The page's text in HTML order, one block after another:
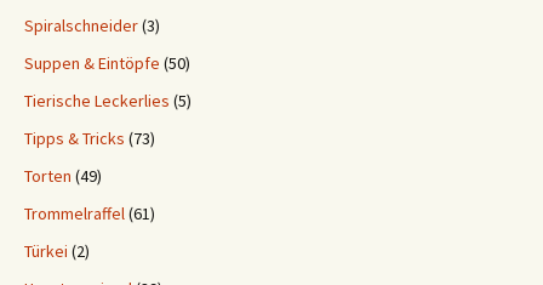
Spiralschneider(3)
Suppen & Eintöpfe (50)
Tierische Leckerlies (5)
Tipps & Tricks (73)
Torten (49)
Trommelraffel(61)
Türkei (2)